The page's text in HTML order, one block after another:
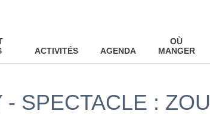
ACTIVITÉS AGENDA
OÙ
MANGER
SPECTACLE : ZOU